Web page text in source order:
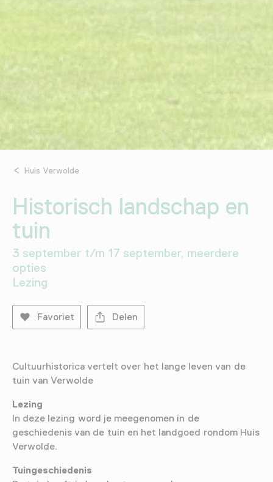
Huis Verwolde
Historisch landschap en
tuin
3 september t/m 17 september, meerdere
opties
Lezing
Favoriet Delen
Cultuurhistorica vertelt over het lange leven van de
tuin van Verwolde
Lezing
In deze lezing word je meegenomen in de
geschiedenis van de tuin en het landgoed rondom Huis
Verwolde.
Tuingeschiedenis